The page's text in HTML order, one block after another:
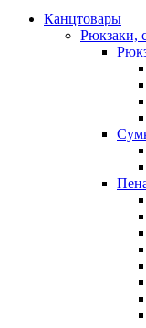
Канцтовары
Рюкзаки,